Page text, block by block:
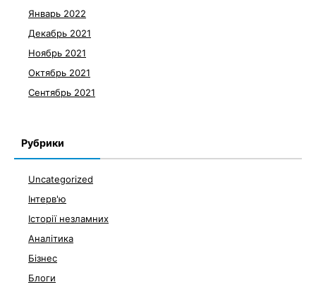
Январь 2022
Декабрь 2021
Ноябрь 2021
Октябрь 2021
Сентябрь 2021
Рубрики
Uncategorized
Інтерв'ю
Історії незламних
Аналітика
Бізнес
Блоги